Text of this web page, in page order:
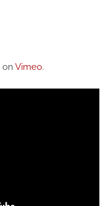
on Vimeo.